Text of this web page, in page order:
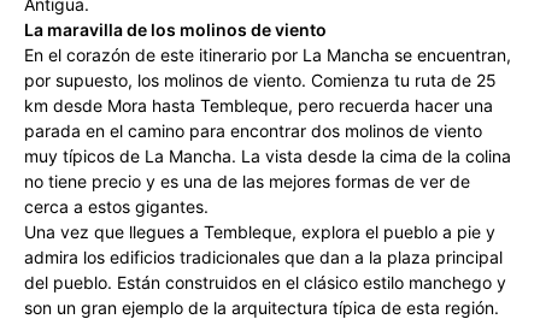
Antigua.
La maravilla de los molinos de viento
En el corazón de este itinerario por La Mancha se encuentran,
por supuesto, los molinos de viento. Comienza tu ruta de 25
km desde Mora hasta Tembleque, pero recuerda hacer una
parada en el camino para encontrar dos molinos de viento
muy típicos de La Mancha. La vista desde la cima de la colina
no tiene precio y es una de las mejores formas de ver de
cerca a estos gigantes.
Una vez que llegues a Tembleque, explora el pueblo a pie y
admira los edificios tradicionales que dan a la plaza principal
del pueblo. Están construidos en el clásico estilo manchego y
son un gran ejemplo de la arquitectura típica de esta región.